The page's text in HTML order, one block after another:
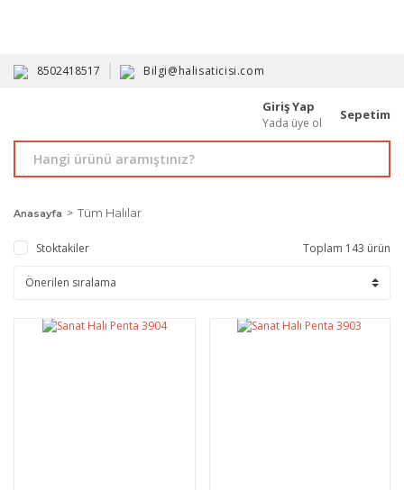
8502418517 Bilgi@halisaticisi.com
Giriş Yap
Yada üye ol
Sepetim
Anasayfa Tüm Halılar
Stoktakiler Toplam 143 ürün